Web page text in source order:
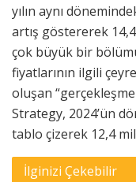
yılın aynı
artış göstererek
çok büyük bir
fiyatlarının ilgili
oluşan
Strategy, 2024’ün
tablo çizerek 12,4
İlginizi Çekebilir